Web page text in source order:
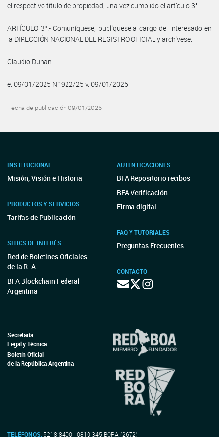
el respectivo título de propiedad, una vez cumplido el artículo 3°.
ARTÍCULO 3º.- Comuníquese, publíquese a cargo del interesado en
la DIRECCIÓN NACIONAL DEL REGISTRO OFICIAL y archívese.
Claudio Dunan
e. 09/01/2025 N° 922/25 v. 09/01/2025
Fecha de publicación 09/01/2025
INSTITUCIONAL
Misión, Visión e Historia
PRODUCTOS Y SERVICIOS
Tarifas de Publicación
SITIOS DE INTERÉS
Red de Boletines Oficiales
de la R. A.
BFA Blockchain Federal
Argentina
AUTENTICACIONES
BFA Repositorio recibos
BFA Verificación
Firma digital
FAQ Y TUTORIALES
Preguntas Frecuentes
CONTACTO
Secretaría
Legal y Técnica
Boletín Oficial
de la República Argentina
TELÉFONOS: 5218-8400 - 0810-345-BORA (2672)